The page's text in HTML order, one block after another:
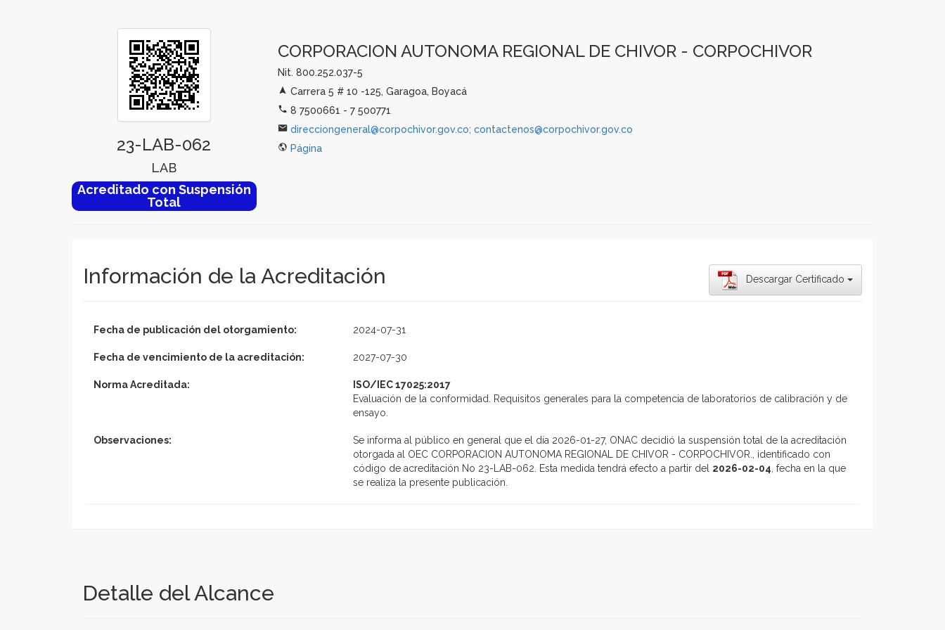
23-LAB-062
LAB
Acreditado con Suspensión
Total
CORPORACION AUTONOMA REGIONAL DE CHIVOR - CORPOCHIVOR
Nit. 800.252.037-5
Carrera 5 # 10 -125, Garagoa, Boyacá
8 7500661 - 7 500771
direcciongeneral@corpochivor.gov.co; contactenos@corpochivor.gov.co
Página
Descargar Certificado
Información de la Acreditación
Fecha de publicación del otorgamiento: 2024-07-31
Fecha de vencimiento de la acreditación: 2027-07-30
Norma Acreditada:
ISO/IEC 17025:2017
Evaluación de la conformidad. Requisitos generales para la competencia de laboratorios de calibración y de
ensayo.
Observaciones:
Se informa al público en general que el día 2026-01-27, ONAC decidió la suspensión total de la acreditación
otorgada al OEC CORPORACION AUTONOMA REGIONAL DE CHIVOR - CORPOCHIVOR., identificado con
código de acreditación No 23-LAB-062. Esta medida tendrá efecto a partir del 2026-02-04 , fecha en la que
se realiza la presente publicación.
Detalle del Alcance